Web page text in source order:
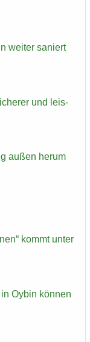
wei­ter sa­niert
und leis­
außen herum
kommt unter
Oybin kön­nen